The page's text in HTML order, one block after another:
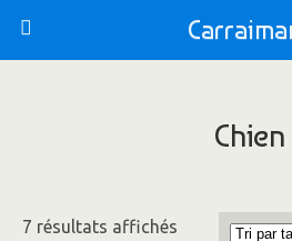
Chien
7 résultats affichés